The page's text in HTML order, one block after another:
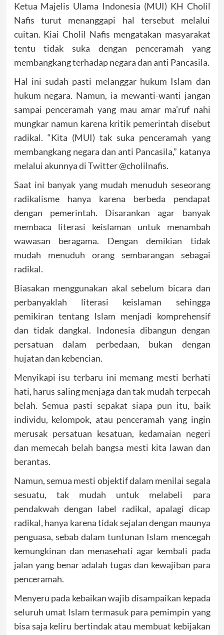
Ketua Majelis Ulama Indonesia (MUI) KH Cholil
Nafis turut menanggapi hal tersebut melalui
cuitan. Kiai Cholil Nafis mengatakan masyarakat
tentu tidak suka dengan penceramah yang
membangkang terhadap negara dan anti Pancasila.
Hal ini sudah pasti melanggar hukum Islam dan
hukum negara. Namun, ia mewanti-wanti jangan
sampai penceramah yang mau amar ma’ruf nahi
mungkar namun karena kritik pemerintah disebut
radikal. “Kita (MUI) tak suka penceramah yang
membangkang negara dan anti Pancasila,” katanya
melalui akunnya di Twitter @cholilnafis.
Saat ini banyak yang mudah menuduh seseorang
radikalisme hanya karena berbeda pendapat
dengan pemerintah. Disarankan agar banyak
membaca literasi keislaman untuk menambah
wawasan beragama. Dengan demikian tidak
mudah menuduh orang sembarangan sebagai
radikal.
Biasakan menggunakan akal sebelum bicara dan
perbanyaklah literasi keislaman sehingga
pemikiran tentang Islam menjadi komprehensif
dan tidak dangkal. Indonesia dibangun dengan
persatuan dalam perbedaan, bukan dengan
hujatan dan kebencian.
Menyikapi isu terbaru ini memang mesti berhati
hati, harus saling menjaga dan tak mudah terpecah
belah. Semua pasti sepakat siapa pun itu, baik
individu, kelompok, atau penceramah yang ingin
merusak persatuan kesatuan, kedamaian negeri
dan memecah belah bangsa mesti kita lawan dan
berantas.
Namun, semua mesti objektif dalam menilai segala
sesuatu, tak mudah untuk melabeli para
pendakwah dengan label radikal, apalagi dicap
radikal, hanya karena tidak sejalan dengan maunya
penguasa, sebab dalam tuntunan Islam mencegah
kemungkinan dan menasehati agar kembali pada
jalan yang benar adalah tugas dan kewajiban para
penceramah.
Menyeru pada kebaikan wajib disampaikan kepada
seluruh umat Islam termasuk para pemimpin yang
bisa saja keliru bertindak atau membuat kebijakan